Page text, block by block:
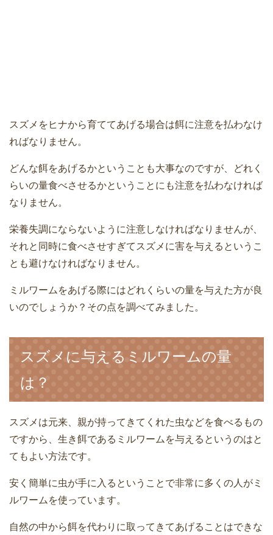
スズメをヒナから育ててあげる場合は餌に注意を払わなけ
ればなりません。
どんな餌をあげるかということも大事なのですが、どれく
らいの量食べさせるかということにも注意を払わなければ
なりません。
栄養失調にならないように注意しなければなりませんが、
それと同時に食べさせすぎてスズメに害を与えるというこ
とも避けなければなりません。
ミルワームをあげる際にはどれくらいの量を与えた方が良
いのでしょうか？その点を調べてみました。
スズメに与えるミルワームの量
は？
スズメは元来、親が持ってきてくれた虫などを食べるもの
ですから、生き餌であるミルワームを与えるというのはと
てもよい方法です。
安く簡単に虫が手に入るということで非常に多くの人がミ
ルワームを使っています。
自然の中から餌を代わりに取ってきてあげることはできな